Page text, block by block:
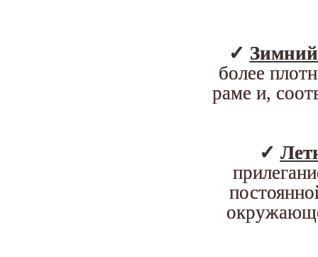
✓
более
раме и,
✓